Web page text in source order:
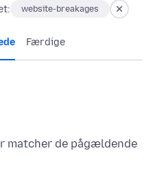
website-breakages
Færdige
matcher de pågældende